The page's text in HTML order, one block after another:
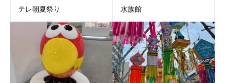
テレ朝夏祭り 水族館